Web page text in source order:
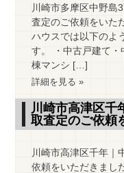
川崎市多摩区中野島
査定のご依頼をいた
ハウスでは以下のよ
す。 ・中古戸建て・
棟マンシ […]
詳細を見る »
川崎市高津区
取査定のご依頼
川崎市高津区千年｜
依頼をいただきまし